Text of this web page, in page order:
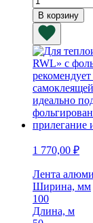
товара
Лента
алюминиевая
ЛАС
75
мм
х
50
м
В корзину
1 770,00 ₽
Лента
Ширина, мм
100
Длина, м